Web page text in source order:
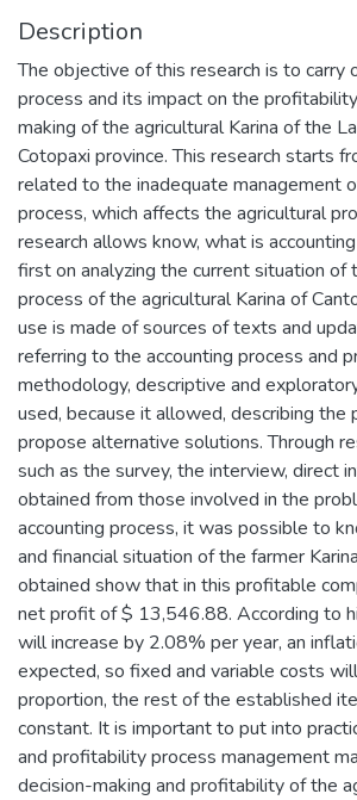
Description
The objective of this research is to carry
process and its impact on the
making of the agricultural Karina of the
Cotopaxi province. This research starts
related to the inadequate management
process, which affects the agricultural
research allows know, what is
first on analyzing the current situation of
process of the agricultural Karina of
use is made of sources of texts and
referring to the accounting process and
methodology, descriptive and
used, because it allowed, describing the
propose alternative solutions. Through
such as the survey, the interview, direct
obtained from those involved in the
accounting process, it was possible to
and financial situation of the farmer
obtained show that in this profitable
net profit of $ 13,546.88. According to
will increase by 2.08% per year, an
expected, so fixed and variable costs
proportion, the rest of the established
constant. It is important to put into
and profitability process management
decision-making and profitability of the